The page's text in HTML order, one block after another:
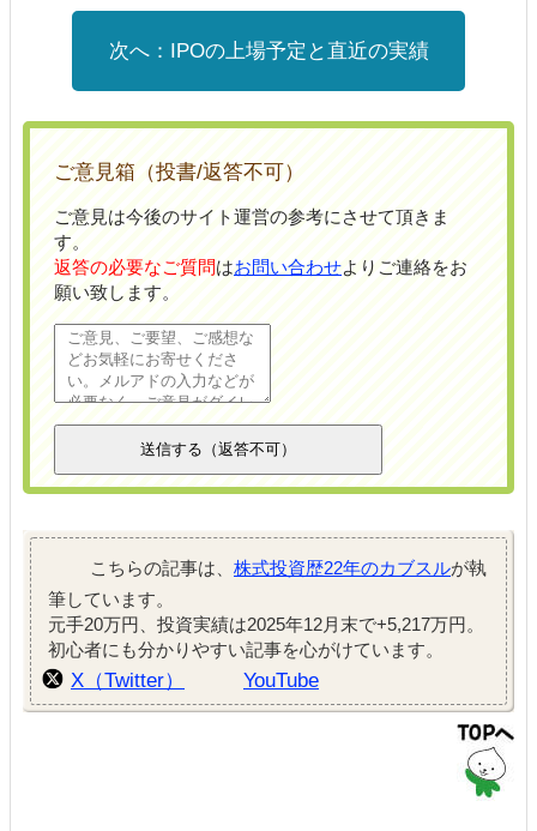
IPOの上場予定と直近の実績
ご意見箱（投書/返答不可）
ご意見は今後のサイト運営の参考にさせて頂きま
す。
返答の必要なご質問はお問い合わせよりご連絡をお
願い致します。
こちらの記事は、 株式投資歴22年のカブスルが執
筆しています。
元手20万円、投資実績は2025年12月末で+5,217万円。
初心者にも分かりやすい記事を心がけています。
X（Twitter） YouTube